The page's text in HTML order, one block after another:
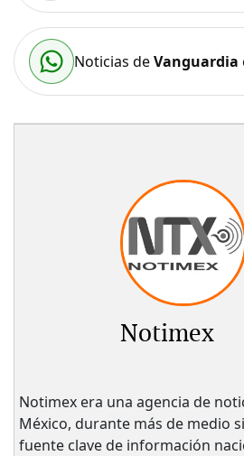
Noticias deVanguardia
Notimex
Notimex era una agencia de
México, durante más de medio
fuente clave de información